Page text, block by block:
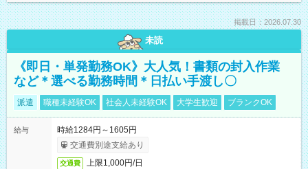
掲載日：2026.07.30
未読
《即日・単発勤務OK》大人気！書類の封入作業
など＊選べる勤務時間＊日払い手渡し〇
派遣 職種未経験OK 社会人未経験OK 大学生歓迎 ブランクOK
給与
時給1284円～1605円
交通費別途支給あり
交通費 上限1,000円/日